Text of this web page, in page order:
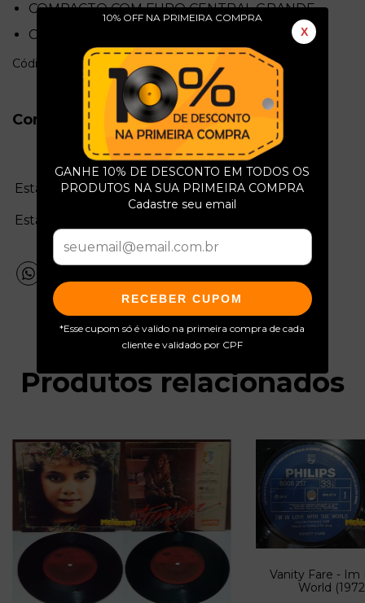
10% OFF NA PRIMEIRA COMPRA
X
GANHE 10% DE DESCONTO EM TODOS OS
PRODUTOS NA SUA PRIMEIRA COMPRA
Cadastre seu email
RECEBER CUPOM
*Esse cupom só é valido na primeira compra de cada
cliente e validado por CPF
COMPACTO COM FURO CENTRAL GRANDE
CAPA DA GRAVADORA ENVELHECIDA
Código: e3545
Conservação do Produto
Estado da mídia:
Estado da capa:
Produtos relacionados
Vanity Fare -
World